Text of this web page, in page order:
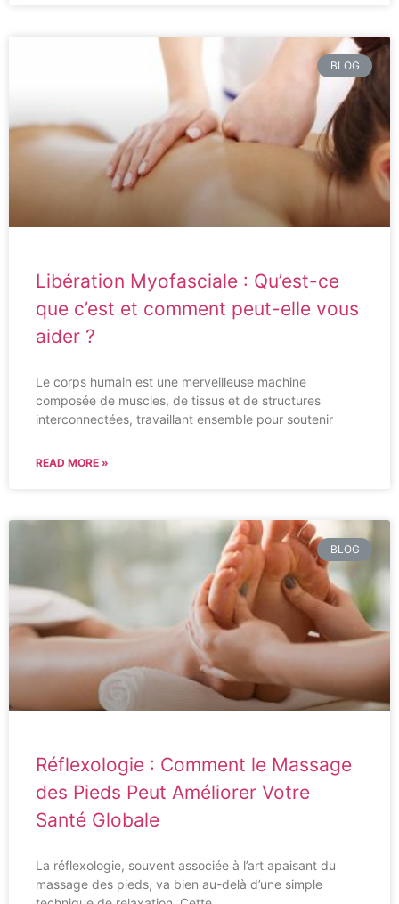
BLOG
Libération Myofasciale : Qu’est-ce
que c’est et comment peut-elle vous
aider ?
Le corps humain est une merveilleuse machine
composée de muscles, de tissus et de structures
interconnectées, travaillant ensemble pour soutenir
READ MORE »
BLOG
Réflexologie : Comment le Massage
des Pieds Peut Améliorer Votre
Santé Globale
La réflexologie, souvent associée à l’art apaisant du
massage des pieds, va bien au-delà d’une simple